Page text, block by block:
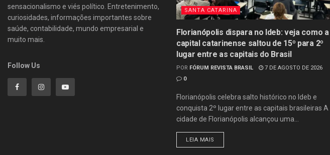
sensacionalismo e viés político. Entretenimento,
curiosidades, informações importantes sobre
saúde, contabilidade, mundo empresarial e
muito mais.
Follow Us
SANTA CATARINA
Florianópolis dispara no Ideb: veja como a
capital catarinense saltou de 15º para 2º
lugar entre as capitais do Brasil
POR FÓRUM REVISTA BRASIL
7 DE AGOSTO DE 2026
0
Florianópolis celebra salto histórico no Ideb e
conquista 2º lugar entre as capitais brasileiras A
cidade de Florianópolis alcançou uma...
LEIA MAIS